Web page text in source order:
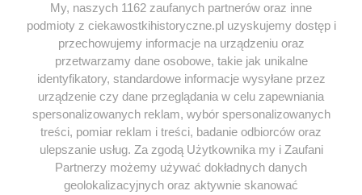
SERWIS
SPOŁECZNOŚĆ
WSPÓŁPRACA
KONTAKT
My, naszych 1162 zaufanych partnerów oraz inne
podmioty z ciekawostkihistoryczne.pl uzyskujemy dostęp i
przechowujemy informacje na urządzeniu oraz
przetwarzamy dane osobowe, takie jak unikalne
identyfikatory, standardowe informacje wysyłane przez
urządzenie czy dane przeglądania w celu zapewniania
spersonalizowanych reklam, wybór spersonalizowanych
treści, pomiar reklam i treści, badanie odbiorców oraz
ulepszanie usług. Za zgodą Użytkownika my i Zaufani
Partnerzy możemy używać dokładnych danych
geolokalizacyjnych oraz aktywnie skanować